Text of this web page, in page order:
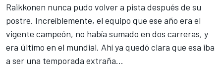
Raikkonen nunca pudo volver a pista después de su
postre. Increíblemente, el equipo que ese año era el
vigente campeón, no había sumado en dos carreras, y
era último en el mundial. Ahí ya quedó clara que esa iba
a ser una temporada extraña...